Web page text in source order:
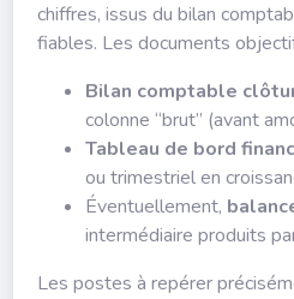
chiffres, issus du bilan
fiables. Les documents
Bilan comptable
colonne “brut” (avant
Tableau de bord
ou trimestriel en
Éventuellement,
intermédiaire produits
Les postes à repérer